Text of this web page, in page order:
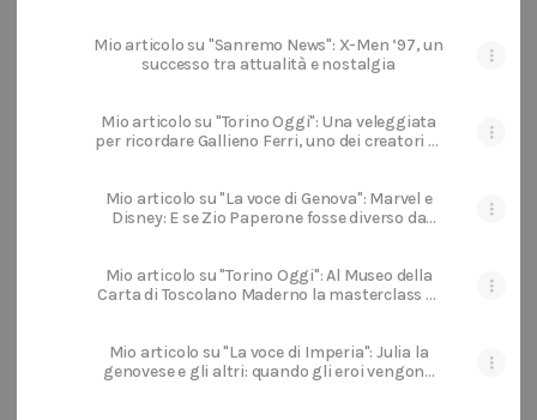
Mio articolo su "Sanremo News": X-Men ‘97, un
successo tra attualità e nostalgia
Mio articolo su "Torino Oggi": Una veleggiata
per ricordare Gallieno Ferri, uno dei creatori di
Mio articolo su "La voce di Genova": Marvel e
Disney: E se Zio Paperone fosse diverso da
Mio articolo su "Torino Oggi": Al Museo della
Carta di Toscolano Maderno la masterclass di
Mio articolo su "La voce di Imperia": Julia la
genovese e gli altri: quando gli eroi vengono